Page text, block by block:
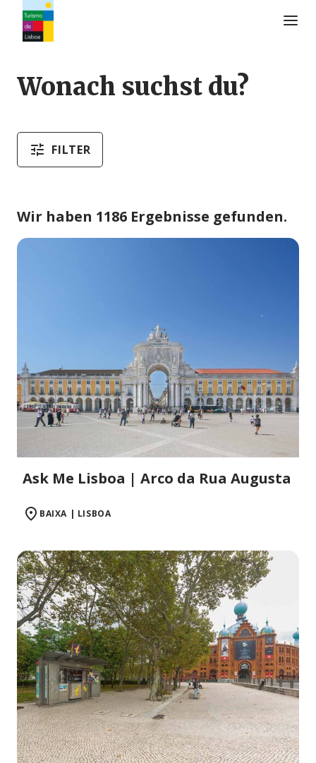
Wonach suchst du?
FILTER
Wir haben 1186 Ergebnisse gefunden.
Ask Me Lisboa | Arco da Rua Augusta
BAIXA | LISBOA